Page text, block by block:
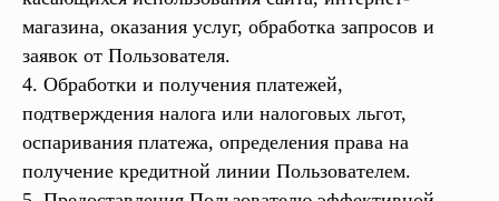
магазина, оказания услуг, обработка запросов и
заявок от Пользователя.
4. Обработки и получения платежей,
подтверждения налога или налоговых льгот,
оспаривания платежа, определения права на
получение кредитной линии Пользователем.